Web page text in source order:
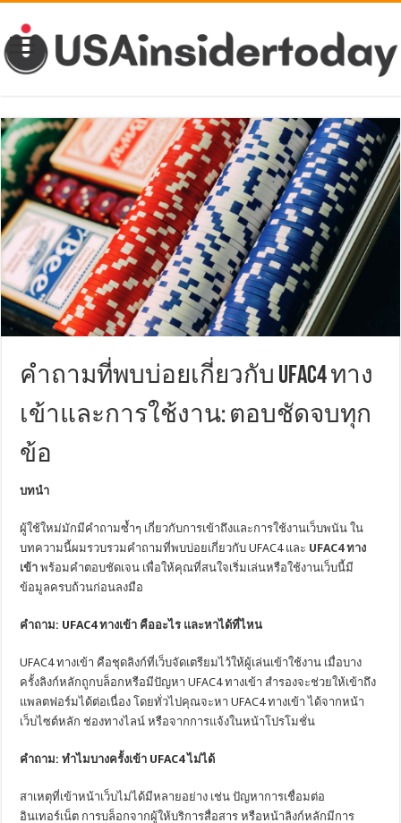
คำถามที่พบบ่อยเกี่ยวกับ UFAC4 ทาง
เข้าและการใช้งาน: ตอบชัดจบทุก
ข้อ
บทนำ
ผู้ใช้ใหม่มักมีคำถามซ้ำๆ เกี่ยวกับการเข้าถึงและการใช้งานเว็บพนัน ใน
บทความนี้ผมรวบรวมคำถามที่พบบ่อยเกี่ยวกับ UFAC4 และ UFAC4 ทาง
เข้า พร้อมคำตอบชัดเจน เพื่อให้คุณที่สนใจเริ่มเล่นหรือใช้งานเว็บนี้มี
ข้อมูลครบถ้วนก่อนลงมือ
คำถาม: UFAC4 ทางเข้า คืออะไร และหาได้ที่ไหน
UFAC4 ทางเข้า คือชุดลิงก์ที่เว็บจัดเตรียมไว้ให้ผู้เล่นเข้าใช้งาน เมื่อบาง
ครั้งลิงก์หลักถูกบล็อกหรือมีปัญหา UFAC4 ทางเข้า สำรองจะช่วยให้เข้าถึง
แพลตฟอร์มได้ต่อเนื่อง โดยทั่วไปคุณจะหา UFAC4 ทางเข้า ได้จากหน้า
เว็บไซต์หลัก ช่องทางไลน์ หรือจากการแจ้งในหน้าโปรโมชั่น
คำถาม: ทำไมบางครั้งเข้า UFAC4 ไม่ได้
สาเหตุที่เข้าหน้าเว็บไม่ได้มีหลายอย่าง เช่น ปัญหาการเชื่อมต่อ
อินเทอร์เน็ต การบล็อกจากผู้ให้บริการสื่อสาร หรือหน้าลิงก์หลักมีการ